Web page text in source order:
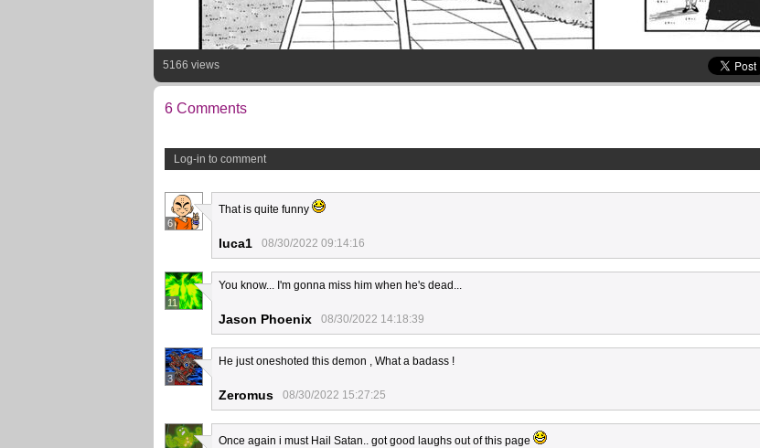
5166 views
6 Comments
Log-in to comment
6
That is quite funny
luca1 08/30/2022 09:14:16
11
You know... I'm gonna miss him when he's dead...
Jason Phoenix 08/30/2022 14:18:39
3
He just oneshoted this demon , What a badass !
Zeromus 08/30/2022 15:27:25
Once again i must Hail Satan.. got good laughs out of this page